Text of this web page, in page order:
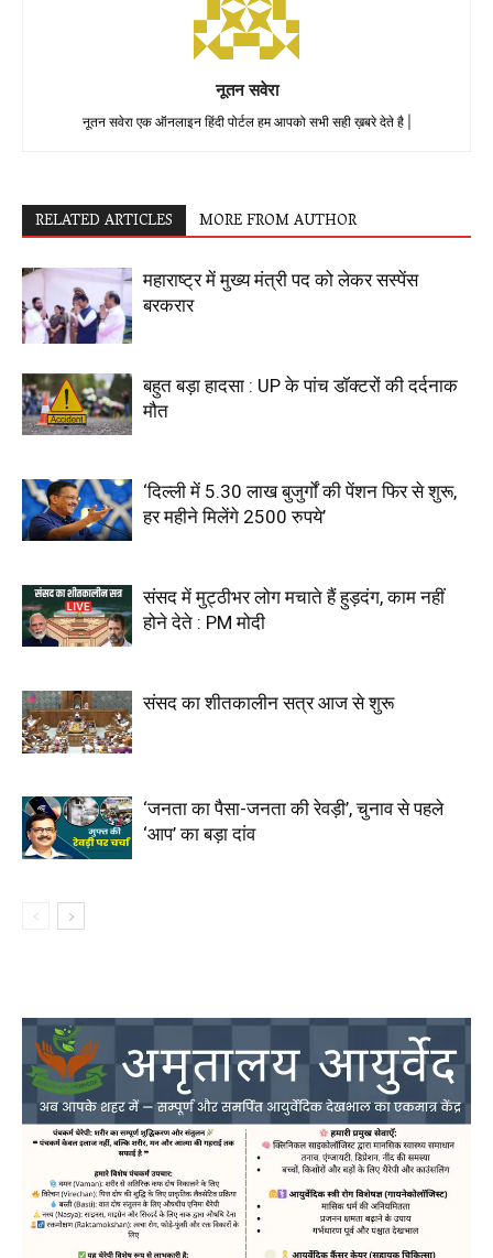
नूतन सवेरा
नूतन सवेरा एक ऑनलाइन हिंदी पोर्टल हम आपको सभी सही ख़बरे देते है |
RELATED ARTICLES MORE FROM AUTHOR
महाराष्ट्र में मुख्य मंत्री पद को लेकर सस्पेंस
बरकरार
बहुत बड़ा हादसा : UP के पांच डॉक्टरों की दर्दनाक
मौत
‘दिल्ली में 5.30 लाख बुजुर्गों की पेंशन फिर से शुरू,
हर महीने मिलेंगे 2500 रुपये’
संसद में मुट्ठीभर लोग मचाते हैं हुड़दंग, काम नहीं
होने देते : PM मोदी
संसद का शीतकालीन सत्र आज से शुरू
‘जनता का पैसा-जनता की रेवड़ी’, चुनाव से पहले
‘आप’ का बड़ा दांव